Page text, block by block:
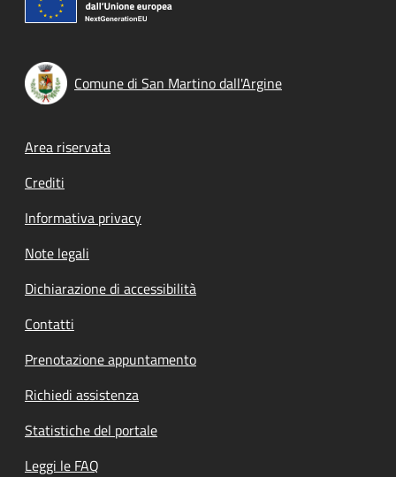
Comune di San Martino dall'Argine
Footer menu
Area riservata
Crediti
Informativa privacy
Note legali
Dichiarazione di accessibilità
Contatti
Prenotazione appuntamento
Richiedi assistenza
Statistiche del portale
Leggi le FAQ